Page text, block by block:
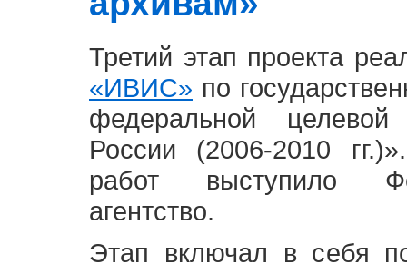
Третий этап проекта
«ИВИС» по
федеральной
России (2006-2010
работ выступило
агентство.
Этап включал в себя